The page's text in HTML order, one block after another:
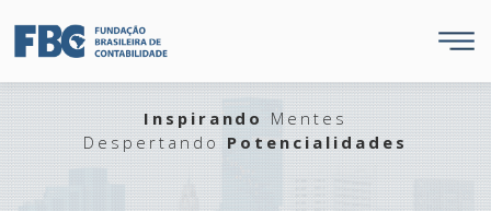
Inspirando Mentes
Despertando Potencialidades